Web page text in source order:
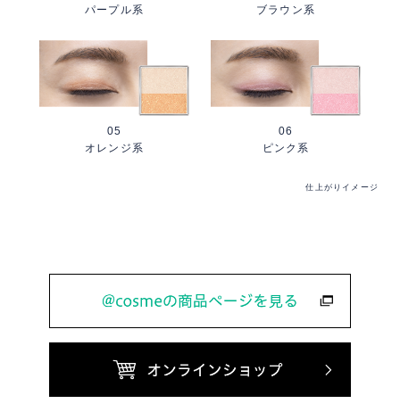
パープル系
ブラウン系
05
オレンジ系
06
ピンク系
仕上がりイメージ